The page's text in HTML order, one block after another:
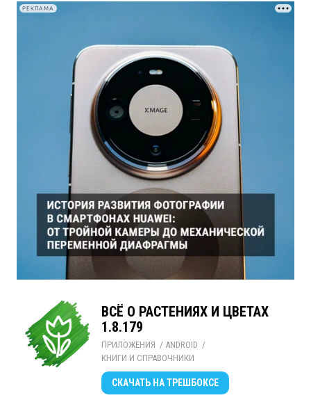
РЕКЛАМА
ВСЁ О РАСТЕНИЯХ И ЦВЕТАХ
1.8.179
ПРИЛОЖЕНИЯ / ANDROID /
КНИГИ И СПРАВОЧНИКИ
СКАЧАТЬ НА ТРЕШБОКСЕ